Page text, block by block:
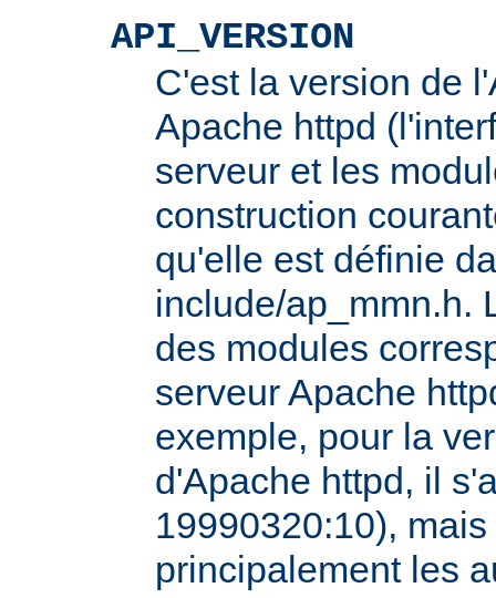
API_VERSION
C'est la version de
Apache httpd
serveur et les
construction
qu'elle est définie
include/ap_mmn.h.
des modules
serveur Apache
exemple, pour la
d'Apache httpd, il
19990320:10),
principalement les